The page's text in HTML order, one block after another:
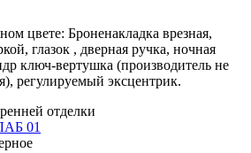
цвете: Броненакладка врезная,
глазок , дверная ручка, ночная
ключ-вертушка (производитель не
регулируемый эксцентрик.
отделки
01